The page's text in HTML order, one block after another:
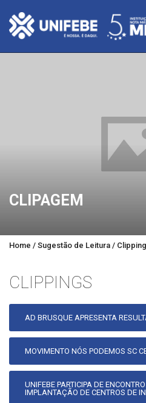
CLIPAGEM
Home / Sugestão de Leitura / Clipping
CLIPPINGS
AD BRUSQUE APRESENTA
MOVIMENTO NÓS PODEMOS SC
UNIFEBE PARTICIPA DE
IMPLANTAÇÃO DE CENTROS DE